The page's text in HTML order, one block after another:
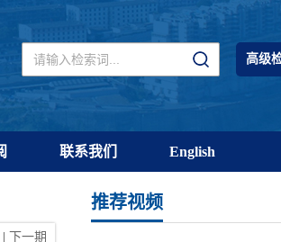
高级
联系我们 English
下一期
推荐视频